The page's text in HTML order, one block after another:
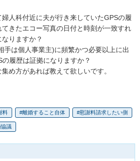
人科付近に夫が行き来していたGPSの履
きたエコー写真の日付と時刻が一致すれ
りますか？
手は個人事業主)に頻繁かつ必要以上に出
履歴は証拠になりますか？
め方があれば教えて欲しいです。
料 離婚すること自体 慰謝料請求したい側
協議